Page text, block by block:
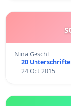
Nina Geschl
20
24 Oct 2015